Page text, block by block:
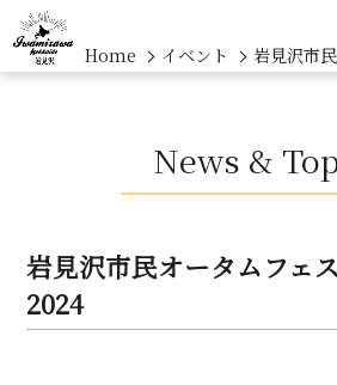
Home イベント 岩見沢市
News &
岩見沢市民オータムフェ
2024